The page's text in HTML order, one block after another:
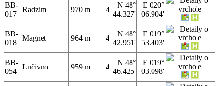
BB-
017
Radzim 970 m 4
N 48°
44.327'
E 020°
06.904'
BB-
018
Magnet 964 m 4
N 48°
42.951'
E 019°
53.403'
BB-
054
Lučivno 959 m 4
N 48°
46.425'
E 019°
03.098'